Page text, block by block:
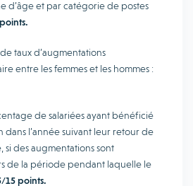
d’âge et par catégorie de postes
taux d’augmentations
entre les femmes et les hommes :
de salariées ayant bénéficié
dans l’année suivant leur retour de
des augmentations sont
de la période pendant laquelle le
15 points.